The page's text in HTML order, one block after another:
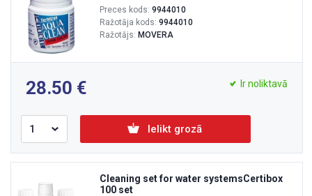
Preces kods: 9944010
Ražotāja kods: 9944010
Ražotājs: MOVERA
28.50 Ir noliktavā
Ielikt grozā
Cleaning set for water systemsCertibox
100 set